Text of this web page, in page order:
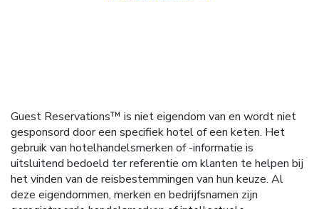
Guest Reservations™ is niet eigendom van en wordt niet
gesponsord door een specifiek hotel of een keten. Het
gebruik van hotelhandelsmerken of -informatie is
uitsluitend bedoeld ter referentie om klanten te helpen bij
het vinden van de reisbestemmingen van hun keuze. Al
deze eigendommen, merken en bedrijfsnamen zijn